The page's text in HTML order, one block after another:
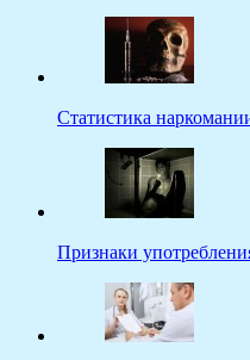
Статистика
Признаки